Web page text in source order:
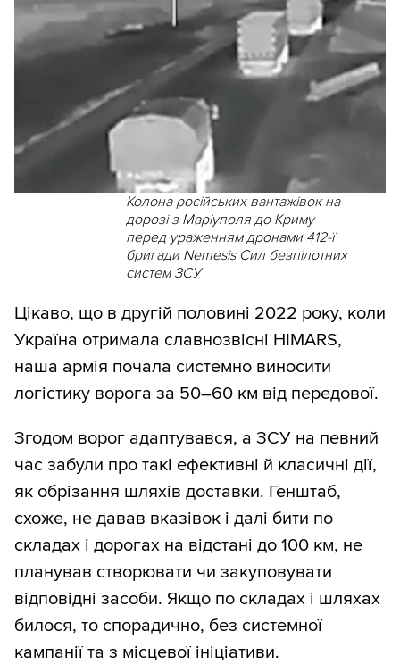
Колона російських вантажівок на
дорозі з Маріуполя до Криму
перед ураженням дронами 412-ї
бригади Nemesis Сил безпілотних
систем ЗСУ
Цікаво, що в другій половині 2022 року, коли
Україна отримала славнозвісні HIMARS,
наша армія почала системно виносити
логістику ворога за 50–60 км від передової.
Згодом ворог адаптувався, а ЗСУ на певний
час забули про такі ефективні й класичні дії,
як обрізання шляхів доставки. Генштаб,
схоже, не давав вказівок і далі бити по
складах і дорогах на відстані до 100 км, не
планував створювати чи закуповувати
відповідні засоби. Якщо по складах і шляхах
билося, то спорадично, без системної
кампанії та з місцевої ініціативи.